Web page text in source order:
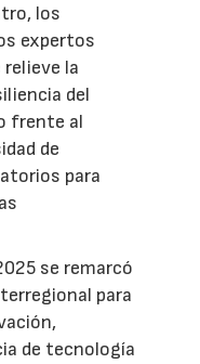
los
expertos
la
del
frente al
de
para
se remarcó
para
de tecnología